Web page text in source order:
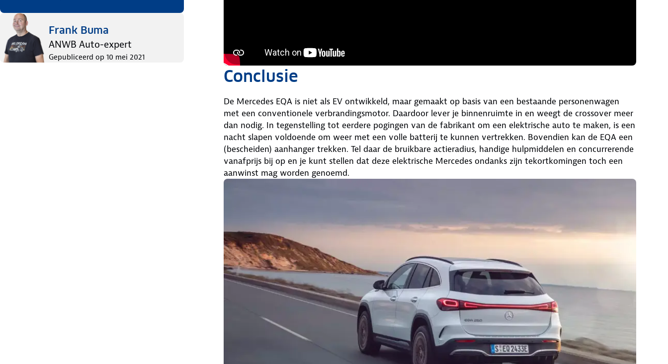
Frank Buma
ANWB Auto-expert
Gepubliceerd op 10 mei 2021
Conclusie
De Mercedes EQA is niet als EV ontwikkeld, maar gemaakt op basis van een bestaande personenwagen
met een conventionele verbrandingsmotor. Daardoor lever je binnenruimte in en weegt de crossover meer
dan nodig. In tegenstelling tot eerdere pogingen van de fabrikant om een elektrische auto te maken, is een
nacht slapen voldoende om weer met een volle batterij te kunnen vertrekken. Bovendien kan de EQA een
(bescheiden) aanhanger trekken. Tel daar de bruikbare actieradius, handige hulpmiddelen en concurrerende
vanafprijs bij op en je kunt stellen dat deze elektrische Mercedes ondanks zijn tekortkomingen toch een
aanwinst mag worden genoemd.